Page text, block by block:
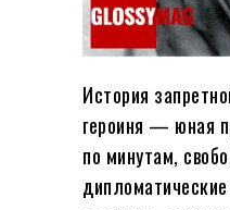
История
героиня — юная
по минутам,